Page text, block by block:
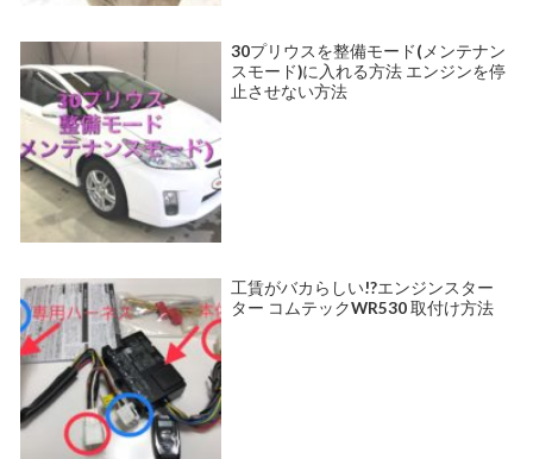
30プリウスを整備モード(メンテナン
スモード)に入れる方法 エンジンを停
止させない方法
工賃がバカらしい!?エンジンスター
ター コムテックWR530 取付け方法